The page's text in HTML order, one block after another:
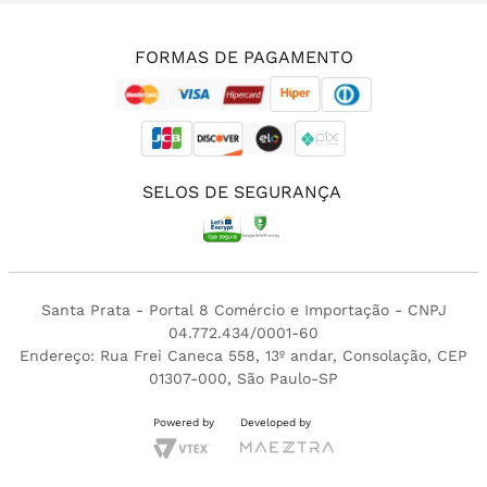
FORMAS DE PAGAMENTO
SELOS DE SEGURANÇA
Santa Prata - Portal 8 Comércio e Importação - CNPJ
04.772.434/0001-60
Endereço: Rua Frei Caneca 558, 13º andar, Consolação, CEP
01307-000, São Paulo-SP
Powered by Developed by